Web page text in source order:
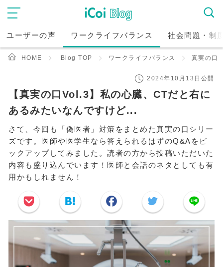
ユーザーの声 ワークライフバランス 社会問題・制
HOME Blog TOP ワークライフバランス 真実の口
2024年10月13日公開
【真実の口Vol.3】私の心臓、CTだと右に
あるみたいなんですけど...
さて、今回も「偽医者」対策をまとめた真実の口シリー
ズです。医師や医学生なら答えられるはずのQ&Aをピ
ックアップしてみました。読者の方から投稿いただいた
内容も盛り込んでいます！医師と会話のネタとしても有
用かもしれません！